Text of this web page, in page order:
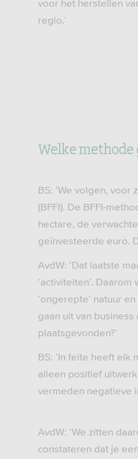
voor het herstellen
regio.’
Welke
BS: ’We volgen,
(BFFI). De BFFI-
hectare, de
geïnvesteerde euro.
AvdW: ‘Dat laatste
‘activiteiten’.
‘ongerepte’ natuur
gaan uit van
plaatsgevonden?’
BS: ’In feite heeft
alleen positief
vermeden negatieve
AvdW: ‘We zitten
constateren dat je